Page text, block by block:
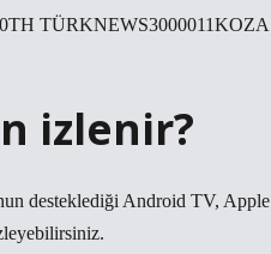
izlenir?
desteklediği Android TV,